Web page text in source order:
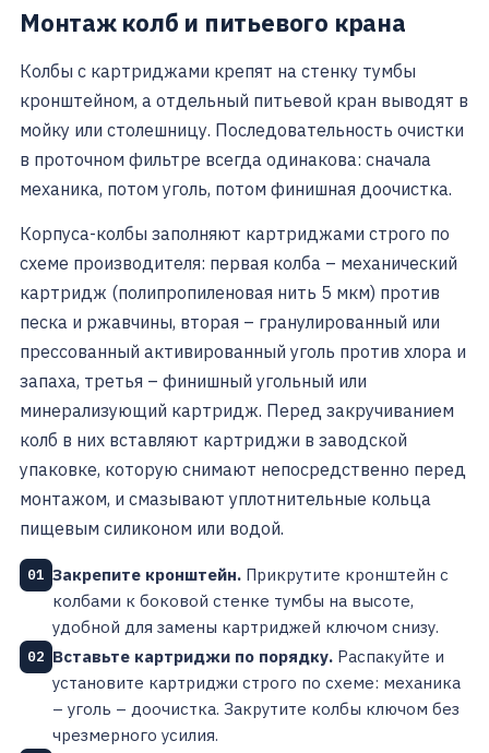
Монтаж колб и питьевого крана
Колбы с картриджами крепят на стенку тумбы
кронштейном, а отдельный питьевой кран выводят в
мойку или столешницу. Последовательность очистки
в проточном фильтре всегда одинакова: сначала
механика, потом уголь, потом финишная доочистка.
Корпуса-колбы заполняют картриджами строго по
схеме производителя: первая колба – механический
картридж (полипропиленовая нить 5 мкм) против
песка и ржавчины, вторая – гранулированный или
прессованный активированный уголь против хлора и
запаха, третья – финишный угольный или
минерализующий картридж. Перед закручиванием
колб в них вставляют картриджи в заводской
упаковке, которую снимают непосредственно перед
монтажом, и смазывают уплотнительные кольца
пищевым силиконом или водой.
01 Закрепите кронштейн. Прикрутите кронштейн с
колбами к боковой стенке тумбы на высоте,
удобной для замены картриджей ключом снизу.
02 Вставьте картриджи по порядку. Распакуйте и
установите картриджи строго по схеме: механика
– уголь – доочистка. Закрутите колбы ключом без
чрезмерного усилия.